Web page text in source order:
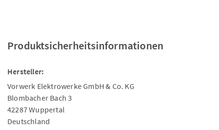
Produktsicherheitsinformationen
Hersteller:
Vorwerk Elektrowerke GmbH & Co. KG
Blombacher Bach 3
42287 Wuppertal
Deutschland